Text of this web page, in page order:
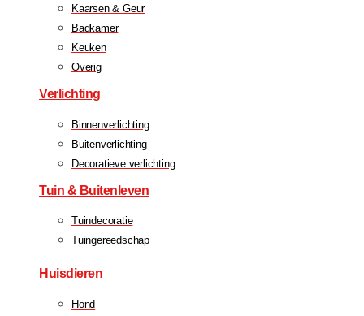
Kaarsen & Geur
Badkamer
Keuken
Overig
Verlichting
Binnenverlichting
Buitenverlichting
Decoratieve verlichting
Tuin & Buitenleven
Tuindecoratie
Tuingereedschap
Huisdieren
Hond